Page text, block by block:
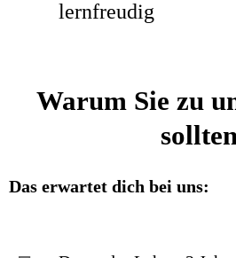
lernfreudig
Warum Sie zu
Das erwartet dich bei uns: